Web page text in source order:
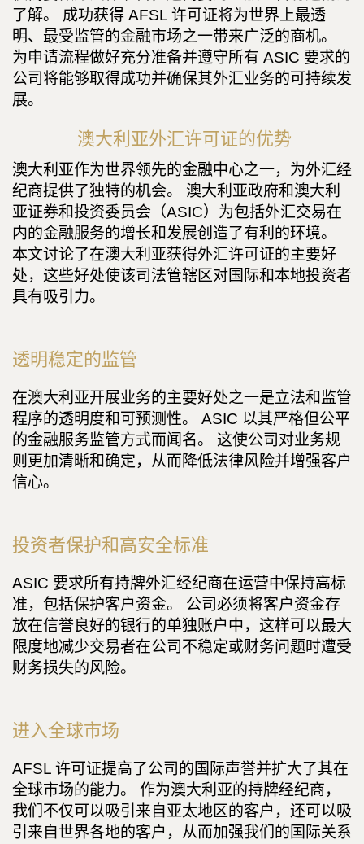
了解。 成功获得 AFSL 许可证将为世界上最透
明、最受监管的金融市场之一带来广泛的商机。
为申请流程做好充分准备并遵守所有 ASIC 要求的
公司将能够取得成功并确保其外汇业务的可持续发
展。
澳大利亚外汇许可证的优势
澳大利亚作为世界领先的金融中心之一，为外汇经
纪商提供了独特的机会。 澳大利亚政府和澳大利
亚证券和投资委员会（ASIC）为包括外汇交易在
内的金融服务的增长和发展创造了有利的环境。
本文讨论了在澳大利亚获得外汇许可证的主要好
处，这些好处使该司法管辖区对国际和本地投资者
具有吸引力。
透明稳定的监管
在澳大利亚开展业务的主要好处之一是立法和监管
程序的透明度和可预测性。 ASIC 以其严格但公平
的金融服务监管方式而闻名。 这使公司对业务规
则更加清晰和确定，从而降低法律风险并增强客户
信心。
投资者保护和高安全标准
ASIC 要求所有持牌外汇经纪商在运营中保持高标
准，包括保护客户资金。 公司必须将客户资金存
放在信誉良好的银行的单独账户中，这样可以最大
限度地减少交易者在公司不稳定或财务问题时遭受
财务损失的风险。
进入全球市场
AFSL 许可证提高了公司的国际声誉并扩大了其在
全球市场的能力。 作为澳大利亚的持牌经纪商，
我们不仅可以吸引来自亚太地区的客户，还可以吸
引来自世界各地的客户，从而加强我们的国际关系